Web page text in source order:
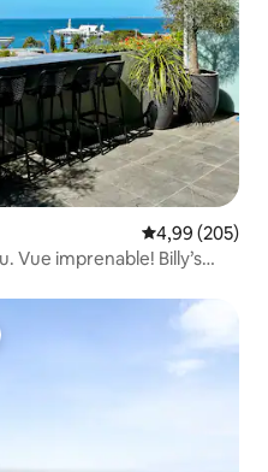
Note
4,99 (205)
Vue imprenable! Billy’s
les plus aimés